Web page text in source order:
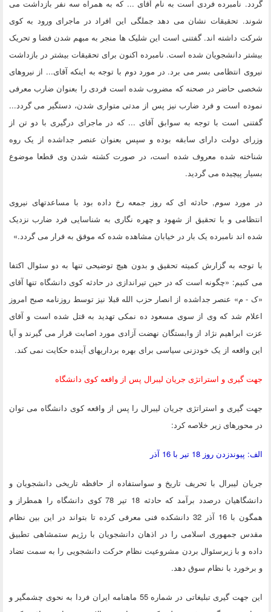
گردد. نامبرده فردی است به نام آقای ... که به همراه سه نفر بازداشت می
شوند. تحقیقات نشان می دهد جملگی این افراد در ماجرای ورود به کوی
شرکت داشته اند. گفتنی است این شلیک ها منجر به مبهم شدن فضا و تحریک
بیشتر دانشجویان شده است. نامبرده اکنون برای تحقیقات بیشتر در بازداشت
نیروی انتظامی بسر می برد. در مورد دوم با توجه به اینکه آقای... از نیروهای
شخصی حاضر در صحنه که مضروب شده است فردی را بعنوان ضارب معرفی
نموده است و فرد ضارب نیز پس از مدتی متواری شدن، دستگیر می گردد...
گفتنی است با توجه به سوابق آقای ... که در ماجرای درگیری با دو تن از
وزرای دولت دارای سابقه بوده و سپس بعنوان عنصر جداشده از یک روه
شناخته شده معروف شده است، در صورت کشته شدن وی قطعا موضوع
بسیار پیچیده می گردید.
در مورد سوم, حادثه ای که روز جمعه رخ داده بود با مساعدتهای نیروی
انتظامی و با تحقیق از شهود و چهره نگاری به شناسایی فرد ضارب نزدیک
شده اند نامبرده یک بار در خیابان مشاهده شده که موفق به فرار می گردد.»
با توجه به گزارش کمیته تحقیق و بدون هیچ توضیحی تنها به دو سئوال اکتفا
می کنیم: «چگونه است که در حین تیراندازی در حادثه کوی دانشگاه تنها آقای
«ک - م» عنصر جداشده از انصار حزب الله قبلا نیز توسط روزنامه صبح امروز
اعلام شد که وی از سوی مسعود ده نمکی تهدید به قتل شده است و آقای
عزت ابراهیم نژاد از وابستگان نهضت آزادی مورد اصابت قرار می گیرند و آیا
این واقعه از یک خودزنی سیاسی برای بهره برداریهای آینده حکایت نمی کند.
جهت گیری و استراتژی جریان لیبرال پس از واقعه کوی دانشگاه
جهت گیری و استراتژی جریان لیبرال را پس از واقعه کوی دانشگاه می توان
در محورهای زیر خلاصه کرد:
الف: پیوندزدن روز 18 تیر با 16 آذر
جریان لیبرال با تحریف تاریخ و سواستفاده از حافظه تاریخی دانشجویان و
دانشگاهیان درصدد برآمد که حادثه 18 تیر 78 کوی دانشگاه را همطراز و
همگون با 16 آذر 32 دانشکده فنی معرفی کرده تا بتواند در این بین نظام
مقدس جمهوری اسلامی را در اذهان دانشجویان با رژیم ستمشاهی تطبیق
داده و با زیرسئوال بردن مشروعیت نظام حرکت دانشجویی را به سمت تضاد
و برخورد با نظام سوق دهد.
این جهت گیری تبلیغاتی در شماره 55 ماهنامه ایران فردا به نحوی چشمگیر و